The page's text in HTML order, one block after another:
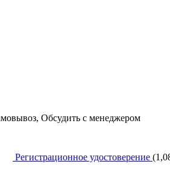
Обсудить с менеджером
Регистрационное удостоверение